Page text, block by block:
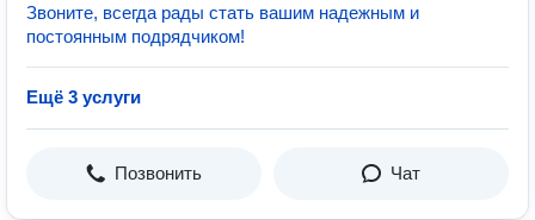
Звоните, всегда рады стать вашим надежным и
постоянным подрядчиком!
Ещё 3 услуги
Позвонить Чат